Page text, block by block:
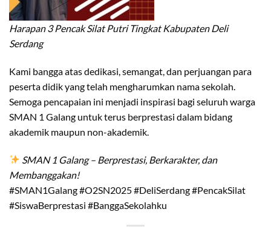
Harapan 3 Pencak Silat Putri Tingkat Kabupaten Deli
Serdang
Kami bangga atas dedikasi, semangat, dan perjuangan para
peserta didik yang telah mengharumkan nama sekolah.
Semoga pencapaian ini menjadi inspirasi bagi seluruh warga
SMAN 1 Galang untuk terus berprestasi dalam bidang
akademik maupun non-akademik.
SMAN 1 Galang – Berprestasi, Berkarakter, dan
Membanggakan!
#SMAN1Galang #O2SN2025 #DeliSerdang #PencakSilat
#SiswaBerprestasi #BanggaSekolahku